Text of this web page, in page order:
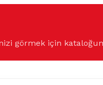
görmek için